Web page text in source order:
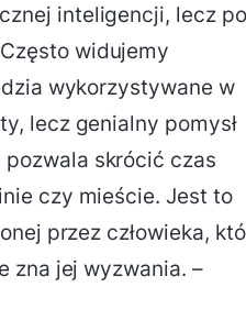
inteligencji, lecz po
widujemy
wykorzystywane w
lecz genialny pomysł
skrócić czas
czy mieście. Jest to
przez człowieka,
zna jej wyzwania. –